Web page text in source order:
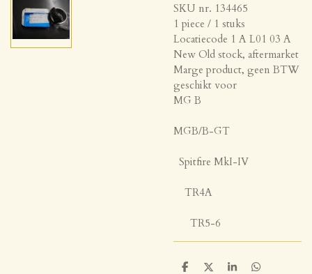
SKU nr. 134465
1 piece / 1 stuks
Locatiecode 1 A L01 03 A
New Old stock, aftermarket
Marge product, geen BTW
geschikt voor
MG B
MGB/B-GT
Spitfire MkI-IV
TR4A
TR5-6
D D S D